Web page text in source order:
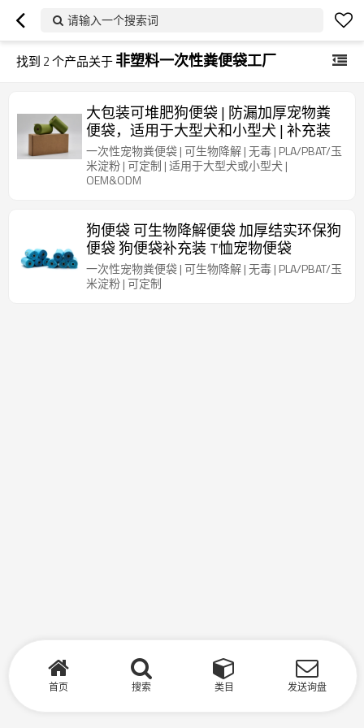
请输入一个搜索词
找到 2个产品关于非塑料一次性粪便袋工厂
大包装可堆肥狗便袋 | 防漏加厚宠物粪
便袋，适用于大型犬和小型犬 | 补充装
一次性宠物粪便袋 | 可生物降解 | 无毒 | PLA/PBAT/玉
米淀粉 | 可定制 | 适用于大型犬或小型犬 |
OEM&ODM
狗便袋 可生物降解便袋 加厚结实环保狗
便袋 狗便袋补充装 T恤宠物便袋
一次性宠物粪便袋 | 可生物降解 | 无毒 | PLA/PBAT/玉
米淀粉 | 可定制
首页 搜索 类目 发送询盘